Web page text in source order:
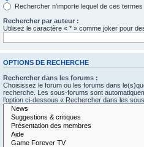
Rechercher n’importe lequel de ces termes
Rechercher par auteur :
Utilisez le caractère « * » comme joker pour
OPTIONS DE RECHERCHE
Rechercher dans les forums :
Choisissez le forum ou les forums dans
recherche. Les sous-forums sont
l’option ci-dessous « Rechercher dans les